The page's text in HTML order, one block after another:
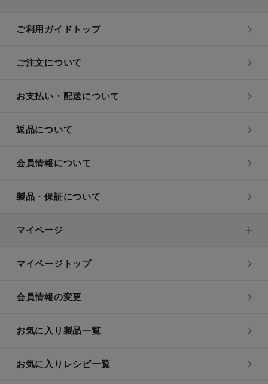
ご利用ガイドトップ
ご注文について
お支払い・配送について
返品について
会員情報について
製品・保証について
マイページ
マイページトップ
会員情報の変更
お気に入り製品一覧
お気に入りレシピ一覧